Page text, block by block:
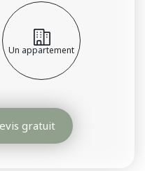
Un appartement
gratuit